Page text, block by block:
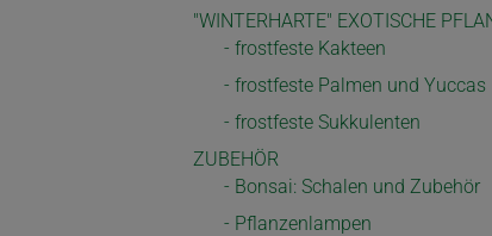
"WINTERHARTE" EXOTISCHE
- frostfeste Kakteen
- frostfeste Palmen und Yuccas
- frostfeste Sukkulenten
ZUBEHÖR
- Bonsai: Schalen und Zubehör
- Pflanzenlampen